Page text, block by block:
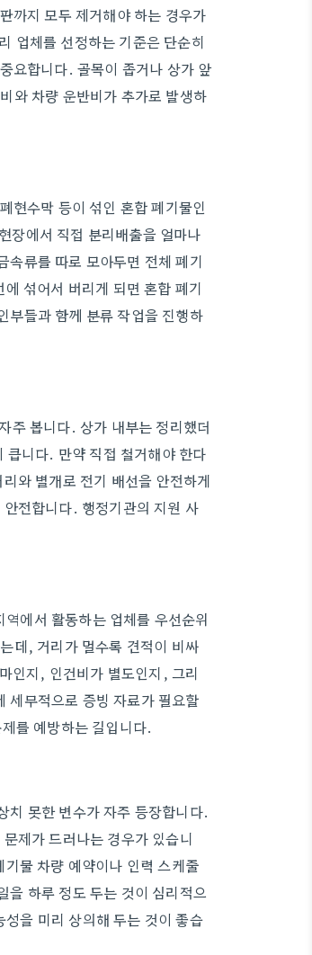
까지 모두 제거해야 하는 경우가
업체를 선정하는 기준은 단순히
요합니다. 골목이 좁거나 상가 앞
와 차량 운반비가 추가로 발생하
현수막 등이 섞인 혼합 폐기물인
장에서 직접 분리배출을 얼마나
속류를 따로 모아두면 전체 폐기
섞어서 버리게 되면 혼합 폐기
부들과 함께 분류 작업을 진행하
주 봅니다. 상가 내부는 정리했더
큽니다. 만약 직접 철거해야 한다
와 별개로 전기 배선을 안전하게
전합니다. 행정기관의 지원 사
에서 활동하는 업체를 우선순위
데, 거리가 멀수록 견적이 비싸
인지, 인건비가 별도인지, 그리
세무적으로 증빙 자료가 필요할
를 예방하는 길입니다.
치 못한 변수가 자주 등장합니다.
제가 드러나는 경우가 있습니
물 차량 예약이나 인력 스케줄
을 하루 정도 두는 것이 심리적으
을 미리 상의해 두는 것이 좋습